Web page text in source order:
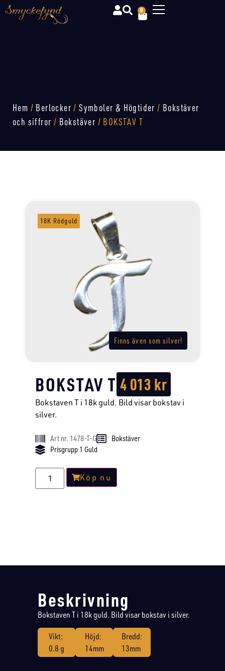
0
Hem / Berlocker /Symboler & Högtider / Bokstäver
och siffror / Bokstäver / BOKSTAV T
Finns även som silver!
18K Rödguld
BOKSTAV T 4 013kr
Bokstaven T i 18k guld. Bild visar bokstav i
silver.
Art nr. 1478-T-G
Bokstäver
Prisgrupp 1 Guld
Köp nu
Beskrivning
Bokstaven T i 18k guld. Bild visar bokstav i silver.
Vikt:
0.8 g
Höjd:
14mm
Bredd:
13mm